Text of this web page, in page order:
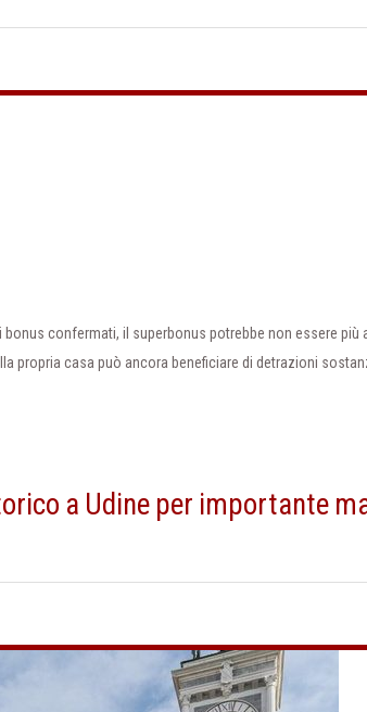
confermati, il superbonus potrebbe non essere più
propria casa può ancora beneficiare di detrazioni
a Udine per importante